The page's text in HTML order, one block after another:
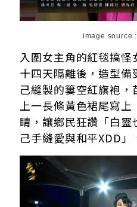
image source :
入圍女主角的紅毯搞
十四天隔離後，造型備
己縫製的簍空紅旗袍
上一長條黃色裙尾寫上
睛，讓鄉民狂讚「白靈
己手縫愛與和平XDD」